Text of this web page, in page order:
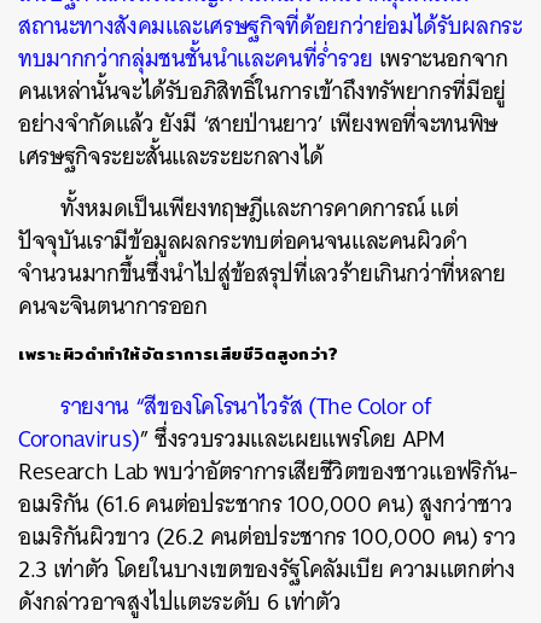
สถานะทางสังคมและเศรษฐกิจที่ด้อยกว่าย่อมได้รับผลกระ
ทบมากกว่ากลุ่มชนชั้นนำและคนที่ร่ำรวย เพราะนอกจาก
คนเหล่านั้นจะได้รับอภิสิทธิ์ในการเข้าถึงทรัพยากรที่มีอยู่
อย่างจำกัดแล้ว ยังมี ‘สายป่านยาว’ เพียงพอที่จะทนพิษ
เศรษฐกิจระยะสั้นและระยะกลางได้
ทั้งหมดเป็นเพียงทฤษฎีและการคาดการณ์ แต่
ปัจจุบันเรามีข้อมูลผลกระทบต่อคนจนและคนผิวดำ
จำนวนมากขึ้นซึ่งนำไปสู่ข้อสรุปที่เลวร้ายเกินกว่าที่หลาย
คนจะจินตนาการออก
เพราะผิวดำทำให้อัตราการเสียชีวิตสูงกว่า?
รายงาน “สีของโคโรนาไวรัส (The Color of
Coronavirus)”ซึ่งรวบรวมและเผยแพร่โดย APM
Research Lab พบว่าอัตราการเสียชีวิตของชาวแอฟริกัน-
อเมริกัน (61.6 คนต่อประชากร 100,000 คน) สูงกว่าชาว
อเมริกันผิวขาว (26.2 คนต่อประชากร 100,000 คน) ราว
2.3 เท่าตัว โดยในบางเขตของรัฐโคลัมเบีย ความแตกต่าง
ดังกล่าวอาจสูงไปแตะระดับ 6 เท่าตัว